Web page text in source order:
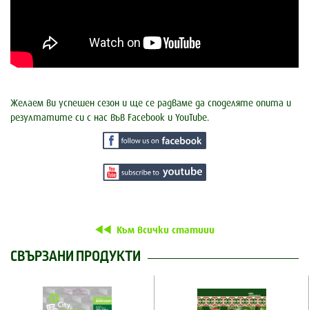
Желаем ви успешен сезон и ще се радваме да споделяте опита и
резултатите си с нас във Facebook и YouTube.
Към всички статиии
СВЪРЗАНИ ПРОДУКТИ